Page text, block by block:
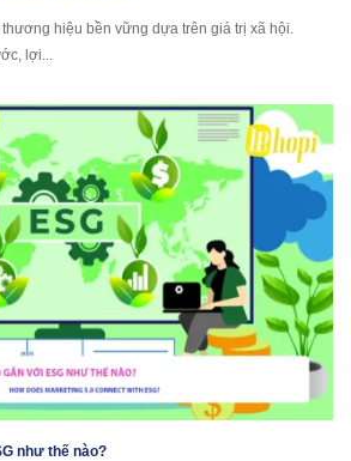
hiệu bền vững dựa trên giá trị xã hội.
lợi...
như thế nào?